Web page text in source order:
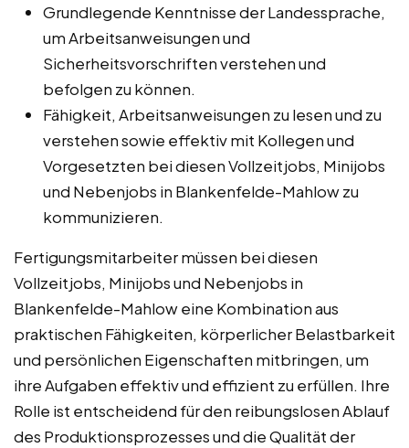
Grundlegende Kenntnisse der Landessprache,
um Arbeitsanweisungen und
Sicherheitsvorschriften verstehen und
befolgen zu können.
Fähigkeit, Arbeitsanweisungen zu lesen und zu
verstehen sowie effektiv mit Kollegen und
Vorgesetzten bei diesen Vollzeitjobs, Minijobs
und Nebenjobs in Blankenfelde-Mahlow zu
kommunizieren.
Fertigungsmitarbeiter müssen bei diesen
Vollzeitjobs, Minijobs und Nebenjobs in
Blankenfelde-Mahlow eine Kombination aus
praktischen Fähigkeiten, körperlicher Belastbarkeit
und persönlichen Eigenschaften mitbringen, um
ihre Aufgaben effektiv und effizient zu erfüllen. Ihre
Rolle ist entscheidend für den reibungslosen Ablauf
des Produktionsprozesses und die Qualität der